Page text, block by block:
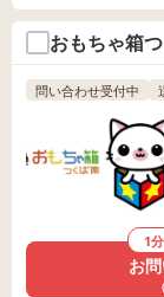
おもちゃ箱
問い合わせ受付中
1
お